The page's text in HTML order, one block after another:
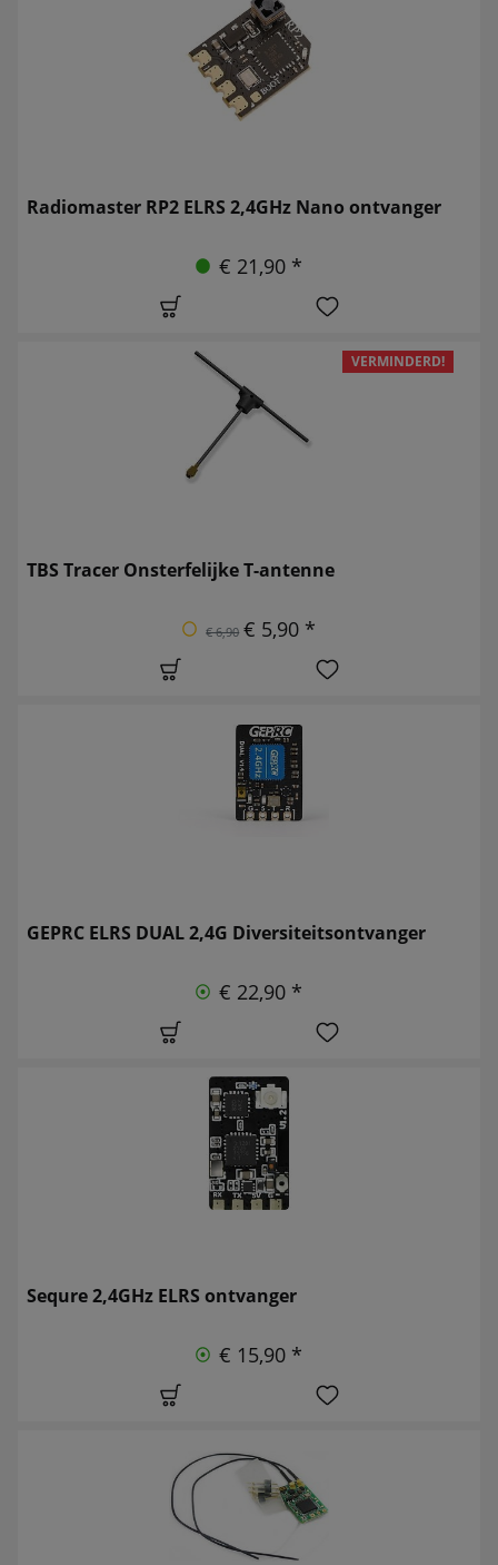
Radiomaster RP2 ELRS 2,4GHz Nano ontvanger
€ 21,90 *
VERMINDERD!
TBS Tracer Onsterfelijke T-antenne
€ 6,90 € 5,90 *
GEPRC ELRS DUAL 2,4G Diversiteitsontvanger
€ 22,90 *
Sequre 2,4GHz ELRS ontvanger
€ 15,90 *